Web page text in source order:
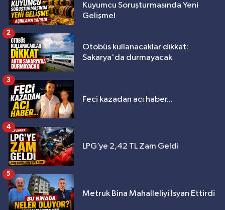
Kuyumcu Soruşturmasında Yeni
Gelişme!
Otobüs kullanacaklar dikkat:
Sakarya'da durmayacak
2
Feci kazadan acı haber...
3
LPG’ye 2,42 TL Zam Geldi
4
Metruk Bina Mahalleliyi İsyan Ettirdi
5